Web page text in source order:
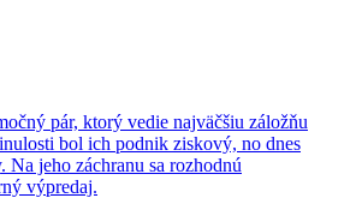
pár, ktorý vedie najväčšiu záložňu
bol ich podnik ziskový, no dnes
Na jeho záchranu sa rozhodnú
výpredaj.